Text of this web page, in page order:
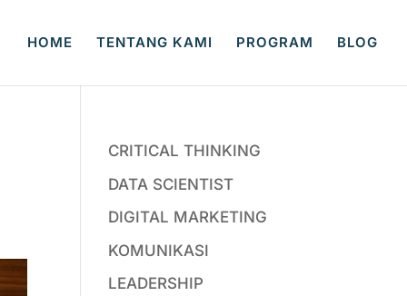
HOME TENTANG KAMI PROGRAM BLOG
CRITICAL THINKING
DATA SCIENTIST
DIGITAL MARKETING
KOMUNIKASI
LEADERSHIP